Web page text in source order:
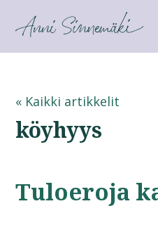
ANNI
« Kaikki artikkelit
köyhyys
Tuloeroja